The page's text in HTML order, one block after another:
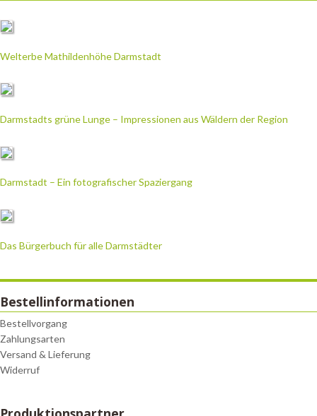
Welterbe Mathildenhöhe Darmstadt
Darmstadts grüne Lunge – Impressionen aus Wäldern der Region
Darmstadt – Ein fotografischer Spaziergang
Das Bürgerbuch für alle Darmstädter
Bestellinformationen
Bestellvorgang
Zahlungsarten
Versand & Lieferung
Widerruf